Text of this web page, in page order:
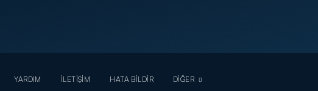
YARDIM İLETİŞİM HATA BİLDİR DİĞER